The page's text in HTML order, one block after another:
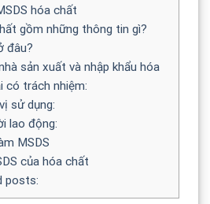
hóa chất
gồm những thông tin gì?
đâu?
sản xuất và nhập khẩu hóa
có trách nhiệm:
sử dụng:
lao động:
MSDS
của hóa chất
posts: